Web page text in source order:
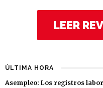
LEER
ÚLTIMA HORA
Asempleo: Los registros